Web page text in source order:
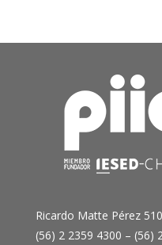
Ricardo Matte Pérez
(56) 2 2359 4300 – (56)